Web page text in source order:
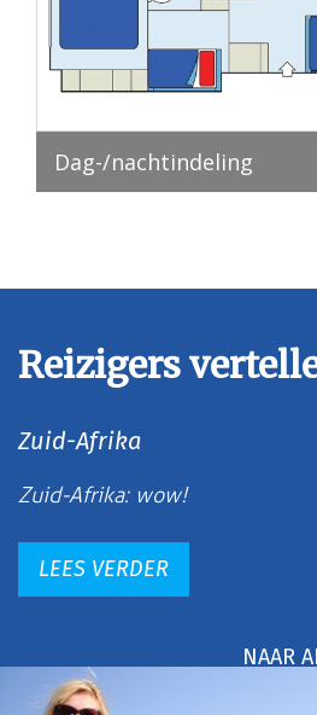
Dag-/nachtindeling
Reizigers
Zuid-Afrika
Zuid-Afrika: wow!
LEES VERDER
NAAR